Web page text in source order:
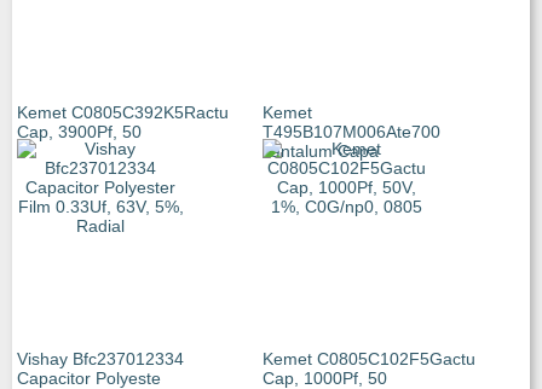
Kemet C0805C392K5Ractu
Cap, 3900Pf, 50
Kemet
T495B107M006Ate700
Tantalum Capa
Vishay Bfc237012334
Capacitor Polyeste
Kemet C0805C102F5Gactu
Cap, 1000Pf, 50